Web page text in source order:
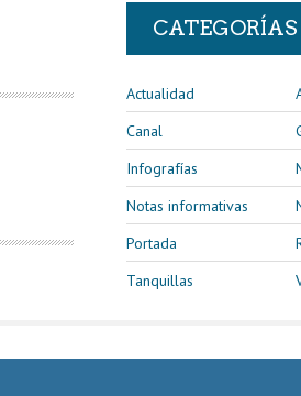
CATEGORÍAS
Actualidad
Canal
Infografías
Notas informativas
Portada
Tanquillas